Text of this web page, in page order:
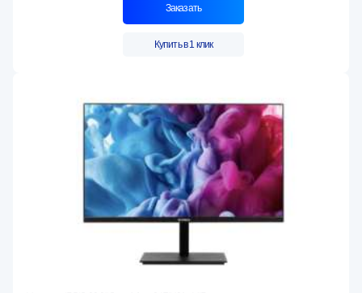
Заказать
Купить в 1 клик